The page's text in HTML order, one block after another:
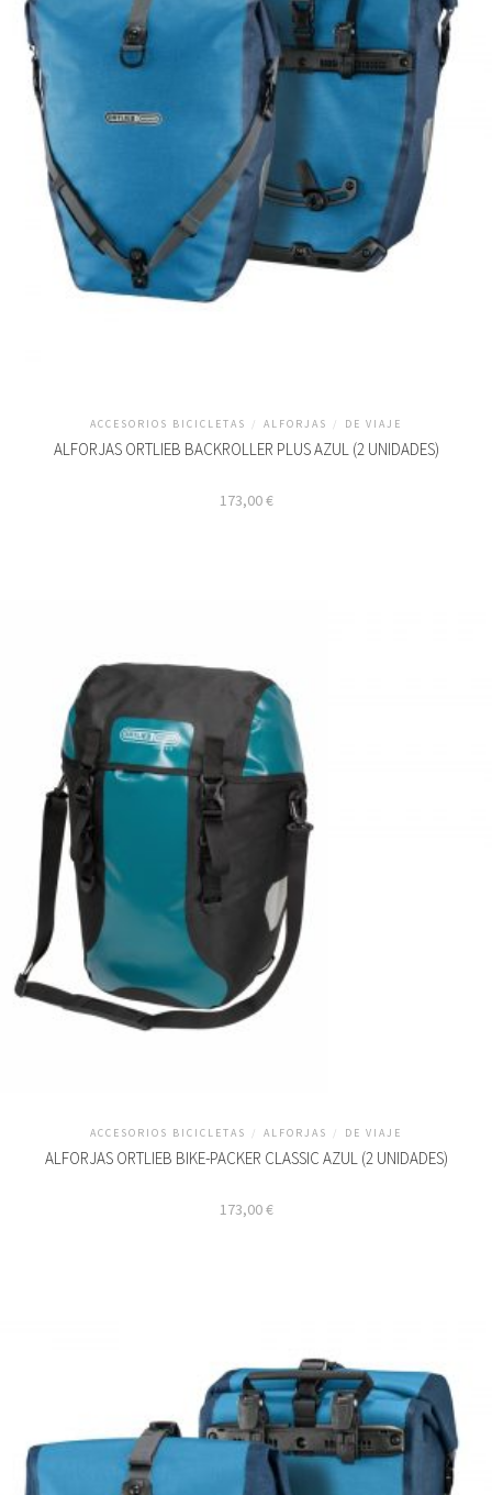
ACCESORIOS BICICLETAS / ALFORJAS / DE VIAJE
ALFORJAS ORTLIEB BACKROLLER PLUS AZUL (2 UNIDADES)
173,00€
ACCESORIOS BICICLETAS / ALFORJAS / DE VIAJE
ALFORJAS ORTLIEB BIKE-PACKER CLASSIC AZUL (2 UNIDADES)
173,00€